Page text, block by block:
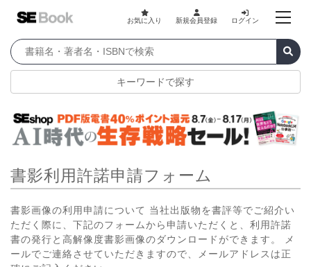
お気に入り 新規会員登録 ログイン
キーワードで探す
書影利用許諾申請フォーム
書影画像の利用申請について 当社出版物を書評等でご紹介い
ただく際に、下記のフォームから申請いただくと、利用許諾
書の発行と高解像度書影画像のダウンロードができます。 メ
ールでご連絡させていただきますので、メールアドレスは正